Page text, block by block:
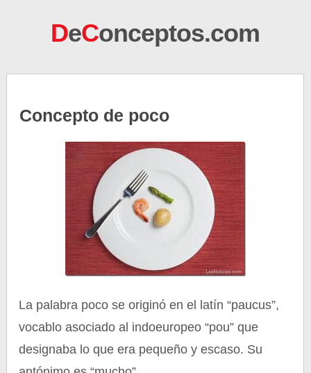
DeConceptos.com
Concepto de poco
La palabra poco se originó en el latín “paucus”,
vocablo asociado al indoeuropeo “pou” que
designaba lo que era pequeño y escaso. Su